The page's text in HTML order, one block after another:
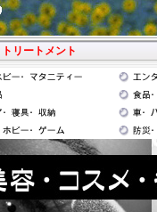
トリートメント